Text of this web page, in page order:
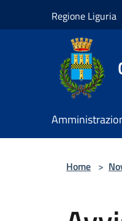
Regione Liguria
Home >